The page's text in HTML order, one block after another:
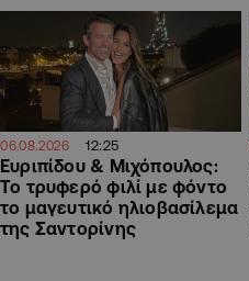
06.08.2026 12:25
Ευριπίδου & Μιχόπουλος:
Το τρυφερό φιλί με φόντο
το μαγευτικό ηλιοβασίλεμα
της Σαντορίνης